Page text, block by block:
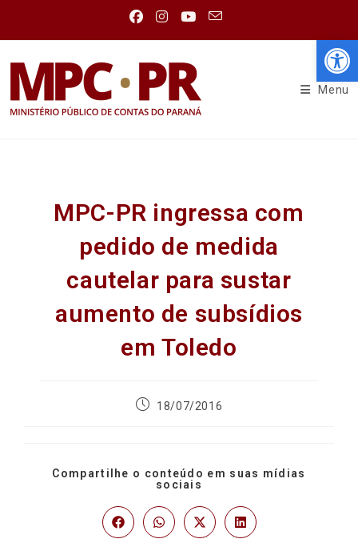
Menu
MPC-PR ingressa com
pedido de medida
cautelar para sustar
aumento de subsídios
em Toledo
18/07/2016
Compartilhe o conteúdo em suas mídias
sociais